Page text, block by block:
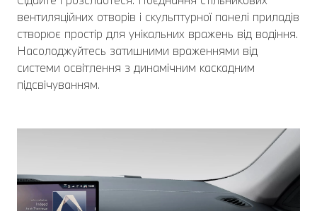
вентиляційних отворів і скульптурної панелі приладів
створює простір для унікальних вражень від водіння.
Насолоджуйтесь затишними враженнями від
системи освітлення з динамічним каскадним
підсвічуванням.